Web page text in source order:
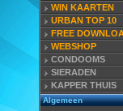
WIN KAARTEN
URBAN TOP 10
FREE
WEBSHOP
CONDOOMS
SIERADEN
KAPPER THUIS
Algemeen